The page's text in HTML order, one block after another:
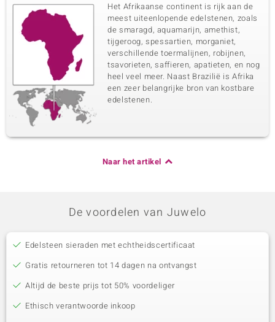
Het Afrikaanse continent is rijk aan de
meest uiteenlopende edelstenen, zoals
de smaragd, aquamarijn, amethist,
tijgeroog, spessartien, morganiet,
verschillende toermalijnen, robijnen,
tsavorieten, saffieren, apatieten, en nog
heel veel meer. Naast Brazilië is Afrika
een zeer belangrijke bron van kostbare
edelstenen.
Naar het artikel
De voordelen van Juwelo
Edelsteen sieraden met echtheidscertificaat
Gratis retourneren tot 14 dagen na ontvangst
Altijd de beste prijs tot 50% voordeliger
Ethisch verantwoorde inkoop